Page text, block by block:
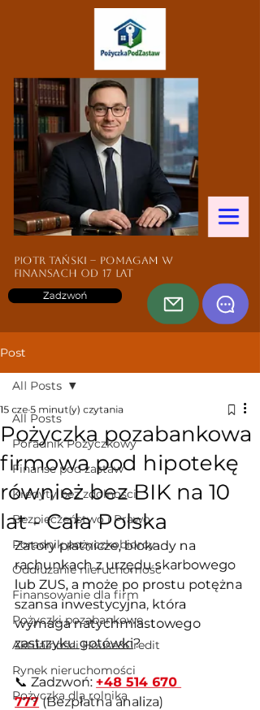
Zadzwoń
Piotr Tański – pomagam w
finansach od 17 lat
Post
All Posts
Poradnik Pożyczkowy
Finanse pod zastaw
Kredyty bez zdolności
Bezpieczeństwo i Prawo
Poradnik pożyczkobiorcy
Oddłużanie nieruchomośc
Finansowanie dla firm
Pożyczki pozabankowe
Aktualności House&Credit
Rynek nieruchomości
Pożyczka dla rolnika
All Posts
Pożyczka pozabankowa
firmowa pod hipotekę
również bez BIK na 10
lat - Cała Polska
15 cze 5 minut(y) czytania
Zatory płatnicze, blokady na
rachunkach z urzędu skarbowego
lub ZUS, a może po prostu potężna
szansa inwestycyjna, która
wymaga natychmiastowego
zastrzyku gotówki?
📞 Zadzwoń: +48 514 670
777 (Bezpłatna analiza)